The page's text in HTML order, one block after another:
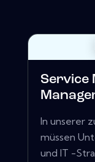
Service
In unserer
müssen
und IT -